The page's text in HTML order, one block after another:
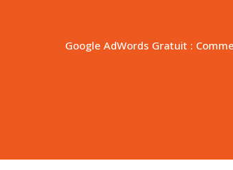
Google AdWords Gratuit :